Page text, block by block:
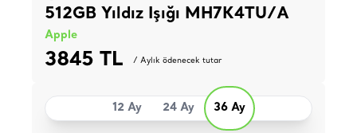
512GB Yıldız Işığı MH7K4TU/A
Apple
3845 TL / Aylık ödenecek tutar
12 Ay 24 Ay 36 Ay